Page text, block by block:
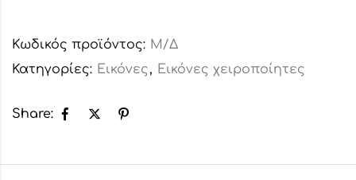
Κωδικός προϊόντος: Μ/Δ
Κατηγορίες: Εικόνες, Εικόνες χειροποίητες
Share: